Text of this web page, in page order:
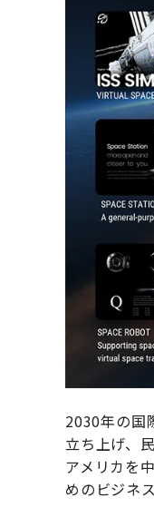
2030年の国
立ち上げ、
アメリカを
めのビジネ